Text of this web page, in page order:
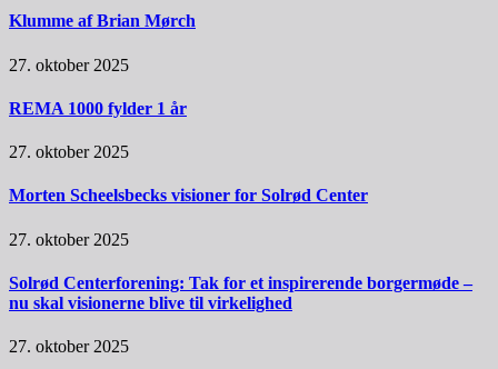
Klumme af Brian Mørch
27. oktober 2025
REMA 1000 fylder 1 år
27. oktober 2025
Morten Scheelsbecks visioner for Solrød Center
27. oktober 2025
Solrød Centerforening: Tak for et inspirerende borgermøde –
nu skal visionerne blive til virkelighed
27. oktober 2025